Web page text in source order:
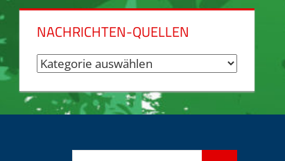
NACHRICHTEN-QUELLEN
Nachrichten-